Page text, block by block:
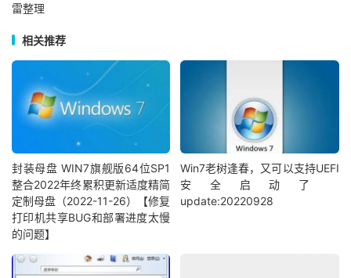
雷整理
相关推荐
封装母盘 WIN7旗舰版64位SP1
整合2022年终累积更新适度精简
定制母盘（2022-11-26）【修复
打印机共享BUG和部署进度太慢
的问题】
Win7老树逢春，又可以支持UEFI
安全启动了
update:20220928